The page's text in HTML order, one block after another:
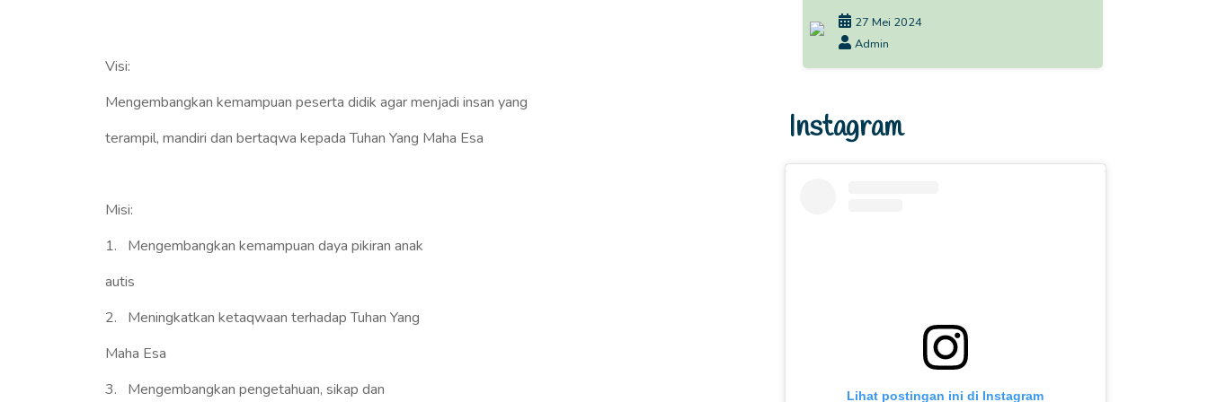
Visi:
Mengembangkan kemampuan peserta didik agar menjadi insan yang
terampil, mandiri dan bertaqwa kepada Tuhan Yang Maha Esa
Misi:
1. Mengembangkan kemampuan daya pikiran anak
autis
2. Meningkatkan ketaqwaan terhadap Tuhan Yang
Maha Esa
3. Mengembangkan pengetahuan, sikap dan
27 Mei 2024
Admin
Instagram
Lihat postingan ini di Instagram